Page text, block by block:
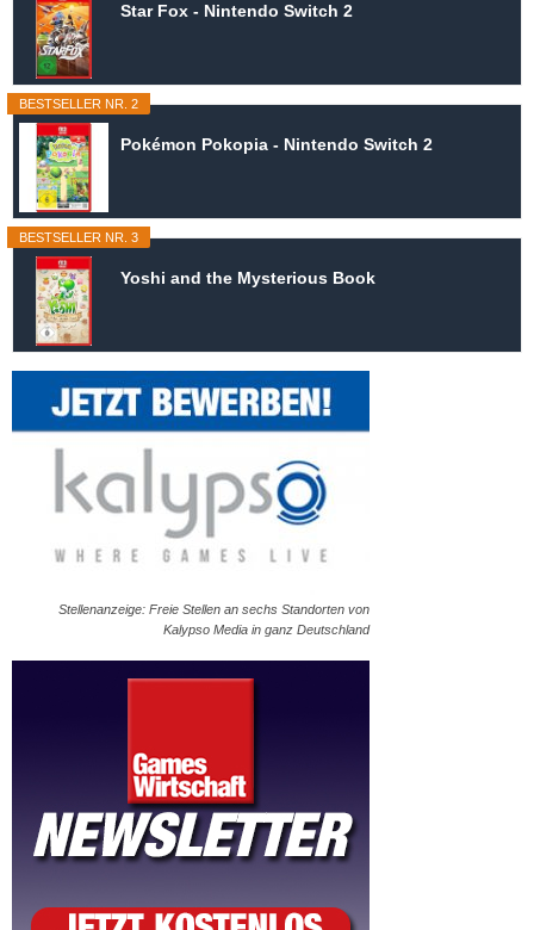
Star Fox - Nintendo Switch 2
BESTSELLER NR. 2
Pokémon Pokopia - Nintendo Switch 2
BESTSELLER NR. 3
Yoshi and the Mysterious Book
Stellenanzeige: Freie Stellen an sechs Standorten von
Kalypso Media in ganz Deutschland